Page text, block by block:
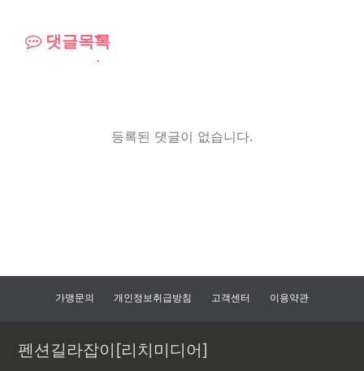
댓글목록
등록된 댓글이 없습니다.
가맹문의 개인정보취급방침 고객센터 이용약관
펜션길라잡이[리치미디어]